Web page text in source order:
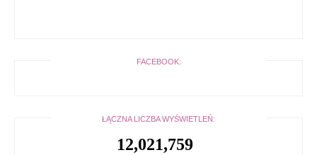
FACEBOOK:
ŁĄCZNA LICZBA WYŚWIETLEŃ:
12,021,759